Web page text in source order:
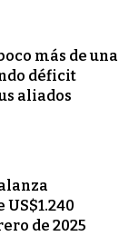
más de una
déficit
aliados
de 2025